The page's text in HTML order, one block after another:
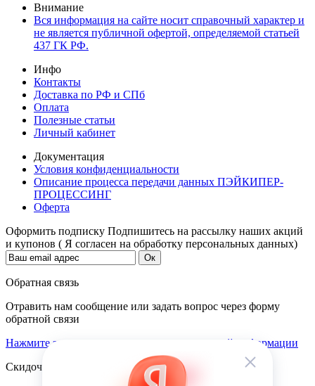
Внимание
Вся информация на сайте носит справочный характер и
не является публичной офертой, определяемой статьей
437 ГК РФ.
Инфо
Контакты
Доставка по РФ и СПб
Оплата
Полезные статьи
Личный кабинет
Документация
Условия конфиденциальности
Описание процесса передачи данных ПЭЙКИПЕР-
ПРОЦЕССИНГ
Оферта
Оформить подписку Подпишитесь на рассылку наших акций
и купонов ( Я согласен на обработку персональных данных)
Обратная связь
Отравить нам сообщение или задать вопрос через форму
обратной связи
Нажмите здесь для получения дополнительной информации
Скидочная система